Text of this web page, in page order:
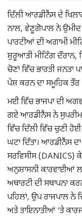
ਦਿੱਲੀ ਆਰਡੀਨੈਂਸ ਦੇ
ਨਾਲ, ਵੇਣੂਗੋਪਾਲ ਨੇ
ਪਾਰਟੀਆਂ ਦੀ ਅਗਾਮੀ
ਸ਼ੁਰੂਆਤੀ ਮੀਟਿੰਗ ਦੌਰਾਨ,
ਚੋਣਾਂ ਵਿੱਚ ਭਾਰਤੀ ਜਨਤਾ
ਪੇਸ਼ ਕਰਨ ਦਾ ਸਮੂਹਿਕ
ਮਈ ਵਿੱਚ ਭਾਜਪਾ ਦੀ
ਗਏ ਆਰਡੀਨੈਂਸ ਨੇ
ਵਿੱਚ ਦਿੱਲੀ ਵਿੱਚ ਚੁਣੀ
ਘਟਾ ਦਿੱਤਾ। ਆਰਡੀਨੈਂਸ
ਸਰਵਿਸੀਸ (DANICS)
ਅਨੁਸ਼ਾਸਨੀ ਕਾਰਵਾਈਆਂ
ਅਥਾਰਟੀ ਦੀ ਸਥਾਪਨਾ
ਪਹਿਲਾਂ, ਉਪ ਰਾਜਪਾਲ ਨੇ
ਅਤੇ ਤਾਇਨਾਤੀਆਂ ‘ਤੇ